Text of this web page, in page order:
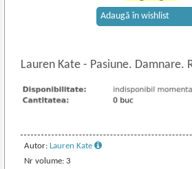
Lauren Kate- Pasiune. Damnare.
Autor:Lauren Kate
Nr volume: 3
Adaugă în wishlist